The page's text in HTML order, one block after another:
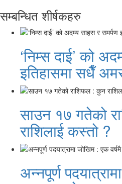
सम्बन्धित शीर्षकहरु
‘निम्स दाई’ को
इतिहासमा सधैँ
साउन १७ गतेको
राशिलाई कस्तो ?
अन्नपूर्ण